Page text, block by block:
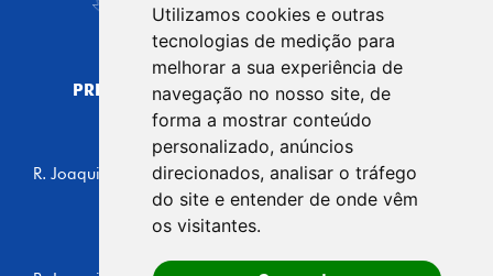
Utilizamos cookies e outras
tecnologias de medição para
melhorar a sua experiência de
navegação no nosso site, de
forma a mostrar conteúdo
personalizado, anúncios
direcionados, analisar o tráfego
do site e entender de onde vêm
os visitantes.
PREFEITURA MUNICIPAL DE CARAPICUÍBA
CNPJ: 44.892.693/0001-40
CENTRO ADMINISTRATIVO
R. Joaquim das Neves, 211 - Vila Caldas, Carapicuíba/SP
CEP: 06310-030, Brasil
Telefone: 4164-5500
GABINETE DO PREFEITO